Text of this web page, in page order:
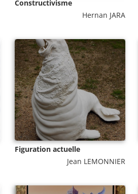
Constructivisme
Hernan JARA
Figuration actuelle
Jean LEMONNIER